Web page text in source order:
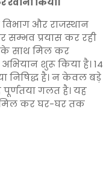
और राजस्थान
सम्भव प्रयास कर रही
के साथ मिल कर
शुरू किया है। 14
निषिद्ध है। न केवल बड़े
पूर्णतया गलत है। यह
कर घर-घर तक